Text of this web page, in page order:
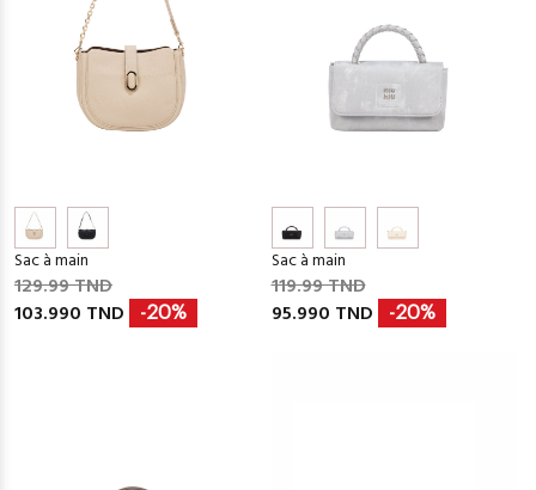
Sac à main
129.99 TND
103.990 TND
-20%
Sac à main
119.99 TND
95.990 TND
-20%